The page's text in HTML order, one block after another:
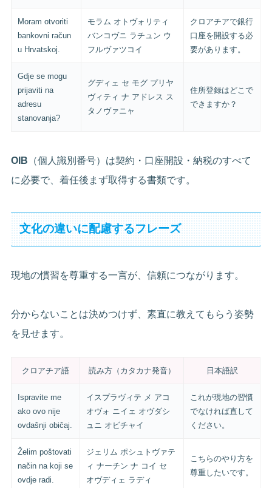
Moram otvoriti
bankovni račun
u Hrvatskoj.
モラム オトヴォリティ
バンコヴニ ラチュン ウ
フルヴァツコイ
クロアチアで銀行
口座を開設する必
要があります。
Gdje se mogu
prijaviti na
adresu
stanovanja?
グディェ セ モグ プリヤ
ヴィティ ナ アドレス ス
タノヴァニャ
住所登録はどこで
できますか？
OIB （個人識別番号）は契約・口座開設・納税のすべて
に必要で、着任後まず取得する書類です。
文化の違いに配慮するフレーズ
現地の慣習を尊重する一言が、信頼につながります。
分からないことは決めつけず、素直に教えてもらう姿勢
を見せます。
クロアチア語 読み方（カタカナ発音） 日本語訳
Ispravite me
ako ovo nije
ovdašnji običaj.
イスプラヴィテ メ アコ
オヴォ ニイェ オヴダシ
ュニ オビチャイ
これが現地の習慣
でなければ直して
ください。
Želim poštovati
način na koji se
ovdje radi.
ジェリム ポシュトヴァテ
ィ ナーチン ナ コイ セ
オヴディェ ラディ
こちらのやり方を
尊重したいです。